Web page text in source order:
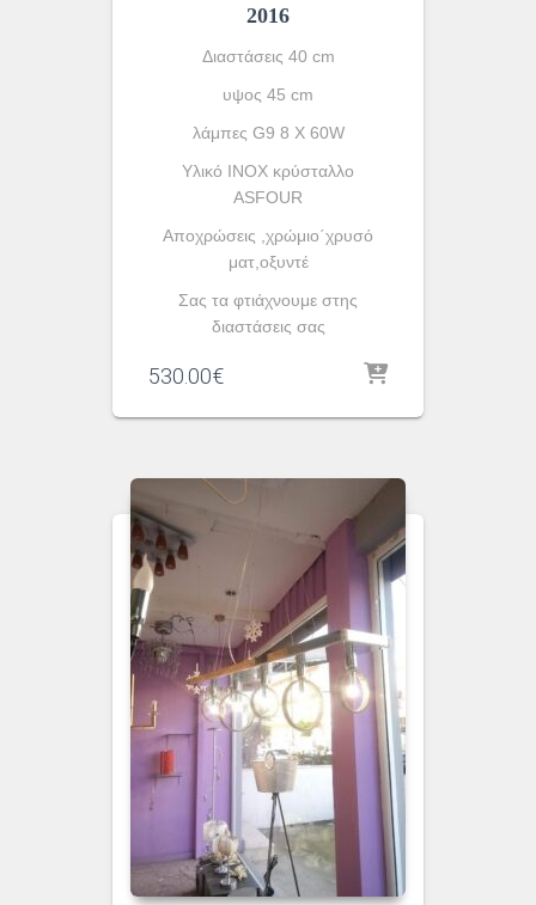
2016
Διαστάσεις 40 cm
υψος 45 cm
λάμπες G9 8 X 60W
Υλικό INOX κρύσταλλο
ASFOUR
Αποχρώσεις ,χρώμιο΄χρυσό
ματ,οξυντέ
Σας τα φτιάχνουμε στης
διαστάσεις σας
530.00€